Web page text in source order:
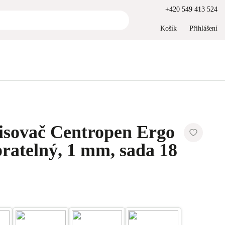
+420 549 413 524
Košík Přihlášení
Centropen Ergo
1 mm, sada 18